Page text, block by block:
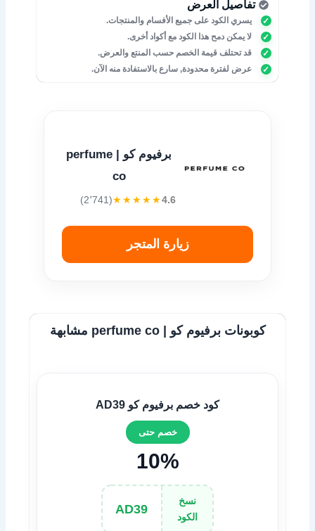
تفاصيل العرض
يسري الكود على جميع الأفسام والمنتجات.
لا يمكن دمح هذا الكود مع أكواد أخرى.
قد تحتلف قيمة الخصم حسب المنتع والعرض.
عرض لفترة محدودة, سارع بالاستفادة منه الآن.
برفيوم كو | perfume
co
4.6
★★★★★(2٬741)
زيارة المتجر
كوبونات برفيوم كو | perfume co مشابهة
كود خصم برفيوم كو AD39
خصم حتى
10%
نسخ
الكود
AD39